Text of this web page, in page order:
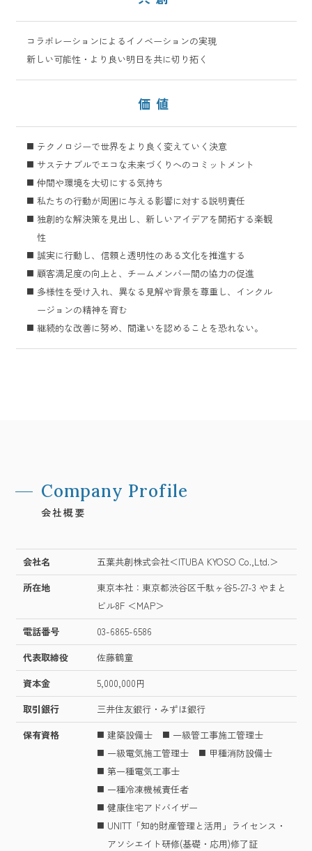
コラボレーションによるイノベーションの実現
新しい可能性・より良い明日を共に切り拓く
価値
テクノロジーで世界をより良く変えていく決意
サステナブルでエコな未来づくりへのコミットメント
仲間や環境を大切にする気持ち
私たちの行動が周囲に与える影響に対する説明責任
独創的な解決策を見出し、新しいアイデアを開拓する楽観
性
誠実に行動し、信頼と透明性のある文化を推進する
顧客満足度の向上と、チームメンバー間の協力の促進
多様性を受け入れ、異なる見解や背景を尊重し、インクル
ージョンの精神を育む
継続的な改善に努め、間違いを認めることを恐れない。
Company Profile
会社概要
会社名
五葉共創株式会社＜ITUBA KYOSO Co.,Ltd.＞
所在地
東京本社：東京都渋谷区千駄ヶ谷5-27-3 やまと
ビル8F ＜MAP＞
電話番号
03-6865-6586
代表取締役
佐藤鶴童
資本金
5,000,000円
取引銀行
三井住友銀行・みずほ銀行
保有資格
建築設備士
一級管工事施工管理士
一級電気施工管理士
甲種消防設備士
第一種電気工事士
一種冷凍機械責任者
健康住宅アドバイザー
UNITT「知的財産管理と活用」ライセンス・
アソシエイト研修(基礎・応用)修了証